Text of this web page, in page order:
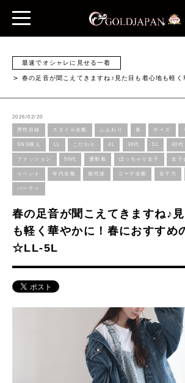
最速でオシャレに見せる一着
春の足音が聞こえてきますね♪見た目も着心地も軽く
2026/02/20
男性目線 スタイル全般 ふんわり 春 サイズ
SNS映え LL こだわり 4L 30代 5L 40代
ファッション 50代 通勤着 ぽっちゃり女子 女子
イベント 年代全般 個性派 コーデ全般 女子力
パーティ
春の足音が聞こえてきますね♪
も軽く華やかに！春におすすめ
☆LL-5L